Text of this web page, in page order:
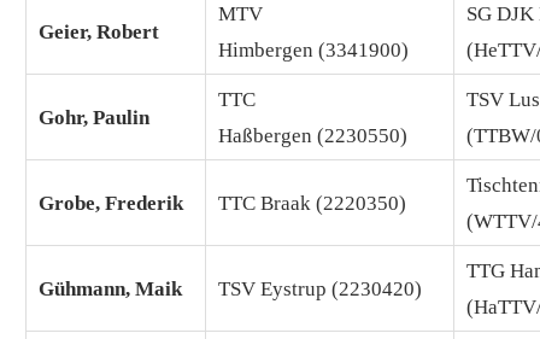
Geier, Robert
MTV
Himbergen (3341900)
SG
Gohr, Paulin
TTC
Haßbergen (2230550)
TSV
Grobe, Frederik TTC Braak (2220350)
Gühmann, Maik TSV Eystrup (2230420)
TTG